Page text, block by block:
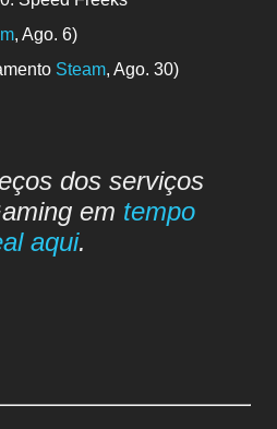
, Ago. 6)
Steam, Ago. 30)
dos serviços
em tempo
aqui.